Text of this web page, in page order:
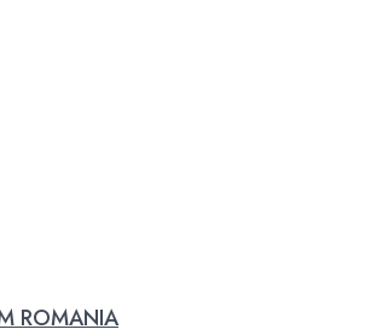
ROMANIA